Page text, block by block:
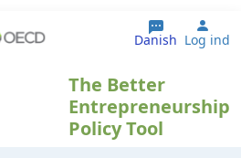
Danish Log ind
The Better
Entrepreneurship
Policy Tool